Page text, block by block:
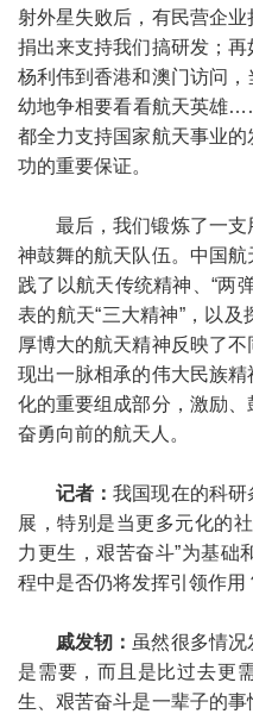
射外星失败后，有民营企
捐出来支持我们搞研发；
杨利伟到香港和澳门访问
幼地争相要看看航天英雄
都全力支持国家航天事业
功的重要保证。
最后，我们锻炼了一
神鼓舞的航天队伍。中国
践了以航天传统精神、“两
表的航天“三大精神”，以
厚博大的航天精神反映了
现出一脉相承的伟大民族
化的重要组成部分，激励
奋勇向前的航天人。
记者：我国现在的科
展，特别是当更多元化的
力更生，艰苦奋斗”为基础
程中是否仍将发挥引领作用
戚发轫： 虽然很多情
是需要，而且是比过去更
生、艰苦奋斗是一辈子的